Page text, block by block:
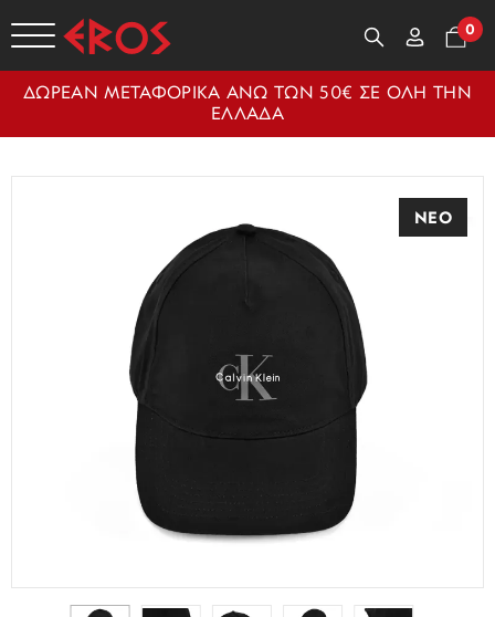
0
ΔΩΡΕΑΝ ΜΕΤΑΦΟΡΙΚΑ ΑΝΩ ΤΩΝ 50€ ΣΕ ΟΛΗ ΤΗΝ
ΕΛΛΑΔΑ
ΝΕΟ